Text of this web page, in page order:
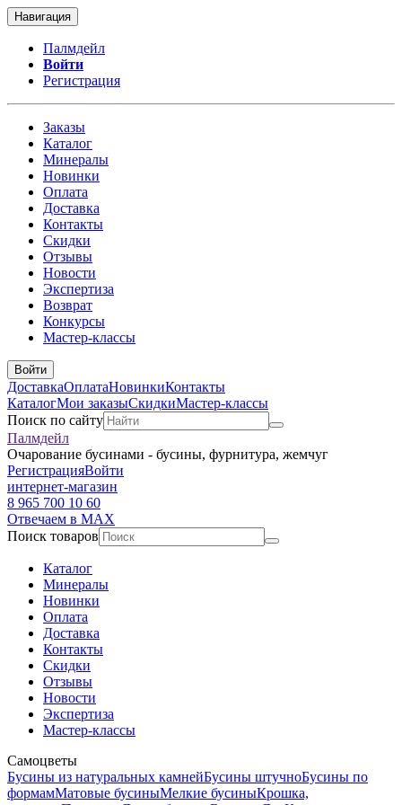
Навигация
Палмдейл
Войти
Регистрация
Заказы
Каталог
Минералы
Новинки
Оплата
Доставка
Контакты
Скидки
Отзывы
Новости
Экспертиза
Возврат
Конкурсы
Мастер-классы
Войти
ДоставкаОплатаНовинкиКонтакты
КаталогМои заказыСкидкиМастер-классы
Поиск по сайту
Палмдейл
Очарование бусинами - бусины, фурнитура, жемчуг
РегистрацияВойти
интернет-магазин
8 965 700 10 60
Отвечаем в MAX
Поиск товаров
Каталог
Минералы
Новинки
Оплата
Доставка
Контакты
Скидки
Отзывы
Новости
Экспертиза
Мастер-классы
Самоцветы
Бусины из натуральных камнейБусины штучноБусины по
формамМатовые бусиныМелкие бусиныКрошка,